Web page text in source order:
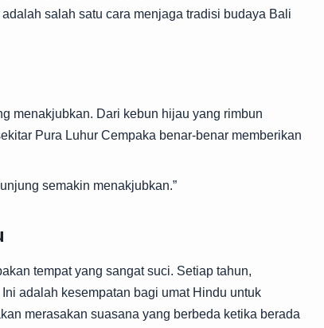
salah satu cara menjaga tradisi budaya Bali
menakjubkan. Dari kebun hijau yang rimbun
Pura Luhur Cempaka benar-benar memberikan
semakin menakjubkan.”
tempat yang sangat suci. Setiap tahun,
adalah kesempatan bagi umat Hindu untuk
merasakan suasana yang berbeda ketika berada